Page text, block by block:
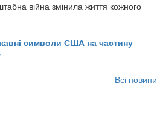
війна змінила життя кожного
символи США на частину
Всі новини